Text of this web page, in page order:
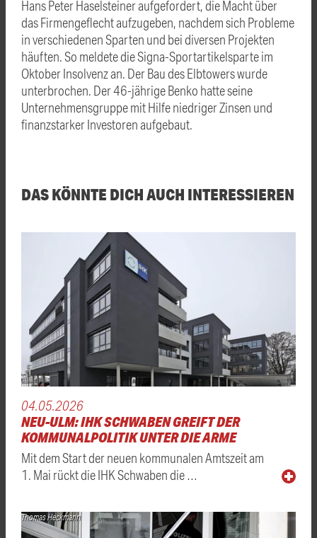
Hans Peter Haselsteiner aufgefordert, die Macht über
das Firmengeflecht aufzugeben, nachdem sich Probleme
in verschiedenen Sparten und bei diversen Projekten
häuften. So meldete die Signa-Sportartikelsparte im
Oktober Insolvenz an. Der Bau des Elbtowers wurde
unterbrochen. Der 46-jährige Benko hatte seine
Unternehmensgruppe mit Hilfe niedriger Zinsen und
finanzstarker Investoren aufgebaut.
DAS KÖNNTE DICH AUCH INTERESSIEREN
04.05.2026
NEU-ULM: IHK SCHWABEN GREIFT DER
KOMMUNALPOLITIK UNTER DIE ARME
Mit dem Start der neuen kommunalen Amtszeit am
1. Mai rückt die IHK Schwaben die …
Thomas Heckmann